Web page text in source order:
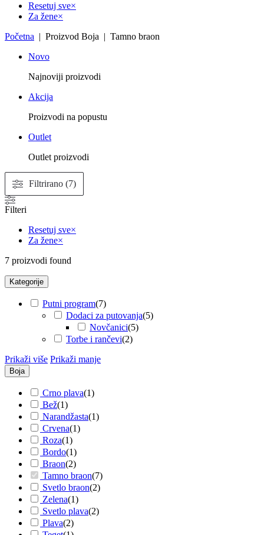
Resetuj sve×
Za žene×
Početna | Proizvod Boja | Tamno braon
Novo
Najnoviji proizvodi
Akcija
Proizvodi na popustu
Outlet
Outlet proizvodi
Filtrirano (7)
Filteri
Resetuj sve×
Za žene×
7 proizvodi found
Kategorije
Putni program(7)
Dodaci za putovanja(5)
Novčanici(5)
Torbe i rančevi(2)
Prikaži više Prikaži manje
Boja
Crno plava(1)
Bež(1)
Narandžasta(1)
Crvena(1)
Roza(1)
Bordo(1)
Braon(2)
Tamno braon(7)
Svetlo braon(2)
Zelena(1)
Svetlo plava(2)
Plava(2)